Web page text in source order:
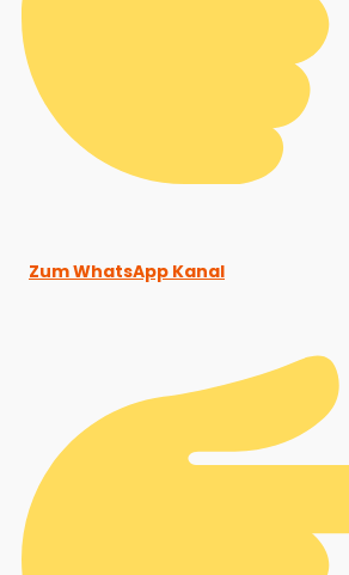
Zum WhatsApp Kanal